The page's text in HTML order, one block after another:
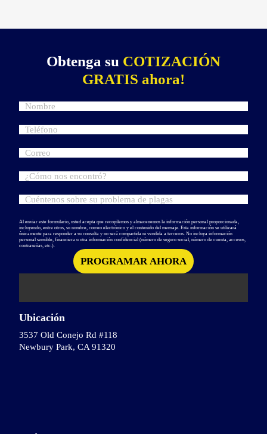
Ubicación
3537 Old Conejo Rd #118
Newbury Park, CA 91320
Obtenga su COTIZACIÓN
GRATIS ahora!
Al enviar este formulario, usted acepta que recopilemos y almacenemos la información personal proporcionada,
incluyendo, entre otros, su nombre, correo electrónico y el contenido del mensaje. Esta información se utilizará
únicamente para responder a su consulta y no será compartida ni vendida a terceros. No incluya información
personal sensible, financiera u otra información confidencial (número de seguro social, número de cuenta, accesos,
contraseñas, etc.).